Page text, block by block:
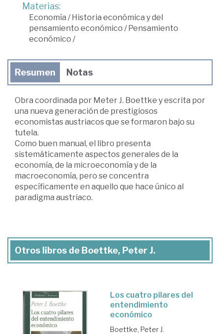
Materias:
Economía /Historia económica y del
pensamiento económico /Pensamiento
económico /
Resumen Notas
Obra coordinada por Meter J. Boettke y escrita por
una nueva generación de prestigiosos
economistas austriacos que se formaron bajo su
tutela.
Como buen manual, el libro presenta
sistemáticamente aspectos generales de la
economía, de la microeconomía y de la
macroeconomía, pero se concentra
específicamente en aquello que hace único al
paradigma austriaco.
Otros libros de Boettke, Peter J.
Los cuatro pilares del
entendimiento
económico
Boettke, Peter J.